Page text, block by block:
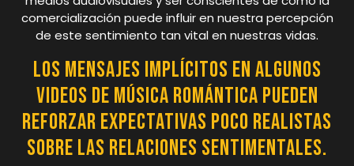
comercialización puede influir en nuestra percepción
de este sentimiento tan vital en nuestras vidas.
Los mensajes implícitos en algunos
videos de música romántica pueden
reforzar expectativas poco realistas
sobre las relaciones sentimentales.